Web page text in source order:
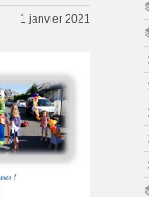
1 janvier 2021